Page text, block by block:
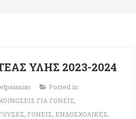
ΥΛΗΣ 2023-2024
Posted in
ΓΙΑ ΓΟΝΕΙΣ,
, ΓΟΝΕΙΣ, ΕΝΔΟΣΧΟΛΙΚΕΣ,